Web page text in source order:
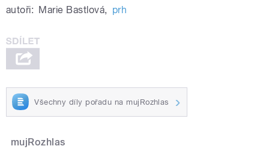
autoři: Marie Bastlová, prh
Všechny díly pořadu na mujRozhlas
mujRozhlas